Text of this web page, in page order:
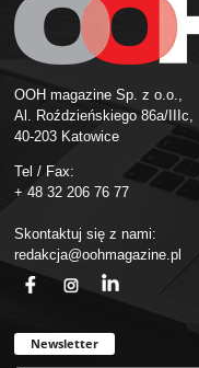
OOH magazine Sp. z o.o.,
Al. Roździeńskiego 86a/IIIc,
40-203 Katowice
Tel / Fax:
+ 48 32 206 76 77
Skontaktuj się z nami:
redakcja@oohmagazine.pl
Newsletter